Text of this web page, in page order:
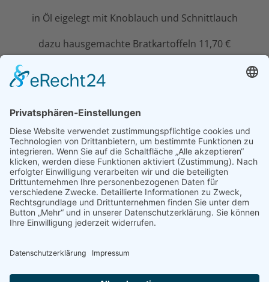
in Öl eigelegt mit Knoblauch und Schnittlauch
dazu hausgemachte Bratkartoffeln 11,70 €
Brot und Wasser stillen den Hunger
jedes Menschen, aber unsere Kultur
hat die Gastronomie erfunden.
Honore de Balzac (1799-150)
Alle Preise sind in Euro inklusive MwSt. und